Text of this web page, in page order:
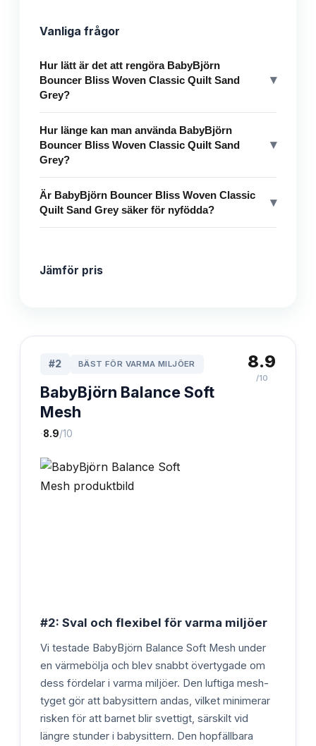
Vanliga frågor
Hur lätt är det att rengöra BabyBjörn
Bouncer Bliss Woven Classic Quilt Sand
Grey?
▾
Hur länge kan man använda BabyBjörn
Bouncer Bliss Woven Classic Quilt Sand
Grey?
▾
Är BabyBjörn Bouncer Bliss Woven Classic
Quilt Sand Grey säker för nyfödda?
▾
Jämför pris
#2 BÄST FÖR VARMA MILJÖER
BabyBjörn Balance Soft
Mesh
·8.9/10
8.9
/10
#2: Sval och flexibel för varma miljöer
Vi testade BabyBjörn Balance Soft Mesh under
en värmebölja och blev snabbt övertygade om
dess fördelar i varma miljöer. Den luftiga mesh-
tyget gör att babysittern andas, vilket minimerar
risken för att barnet blir svettigt, särskilt vid
längre stunder i babysittern. Den hopfällbara